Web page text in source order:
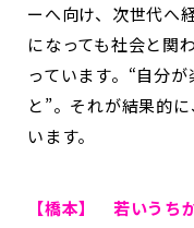
ーへ向け、次世代へ
になっても社会と関
っています。“自分
と”。それが結果的
います。
【橋本】 若いうち